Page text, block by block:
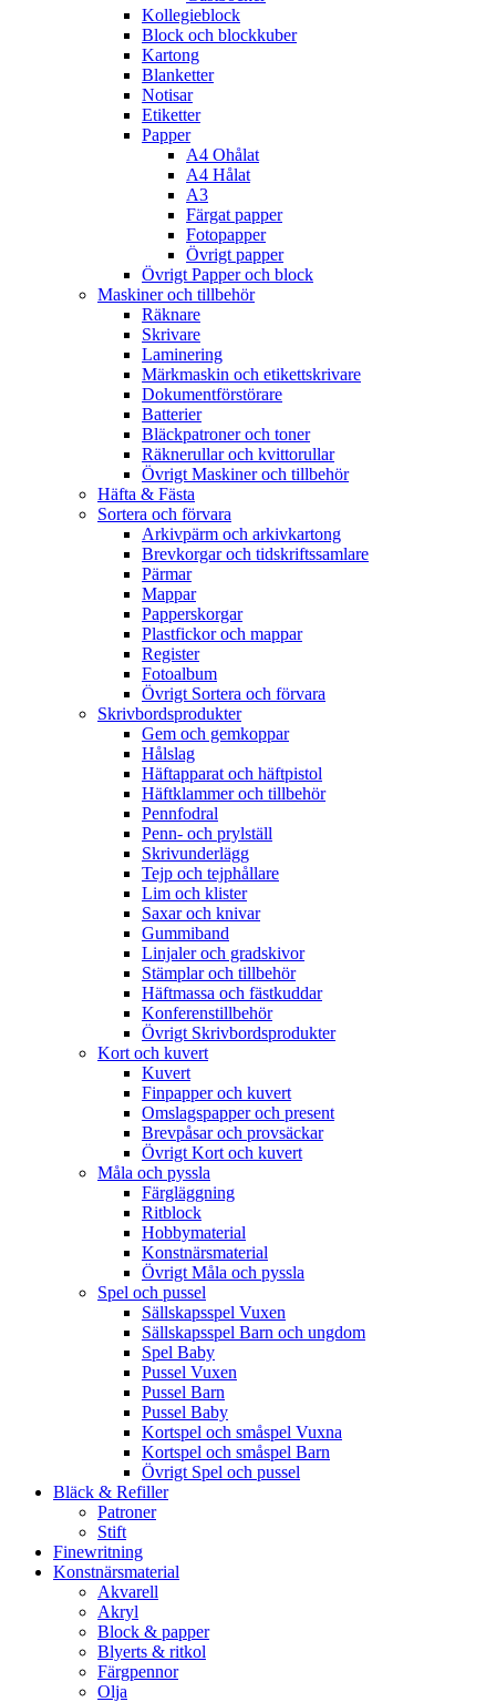
Kollegieblock
Block och blockkuber
Kartong
Blanketter
Notisar
Etiketter
Papper
A4 Ohålat
A4 Hålat
A3
Färgat papper
Fotopapper
Övrigt papper
Övrigt Papper och block
Maskiner och tillbehör
Räknare
Skrivare
Laminering
Märkmaskin och etikettskrivare
Dokumentförstörare
Batterier
Bläckpatroner och toner
Räknerullar och kvittorullar
Övrigt Maskiner och tillbehör
Häfta & Fästa
Sortera och förvara
Arkivpärm och arkivkartong
Brevkorgar och tidskriftssamlare
Pärmar
Mappar
Papperskorgar
Plastfickor och mappar
Register
Fotoalbum
Övrigt Sortera och förvara
Skrivbordsprodukter
Gem och gemkoppar
Hålslag
Häftapparat och häftpistol
Häftklammer och tillbehör
Pennfodral
Penn- och prylställ
Skrivunderlägg
Tejp och tejphållare
Lim och klister
Saxar och knivar
Gummiband
Linjaler och gradskivor
Stämplar och tillbehör
Häftmassa och fästkuddar
Konferenstillbehör
Övrigt Skrivbordsprodukter
Kort och kuvert
Kuvert
Finpapper och kuvert
Omslagspapper och present
Brevpåsar och provsäckar
Övrigt Kort och kuvert
Måla och pyssla
Färgläggning
Ritblock
Hobbymaterial
Konstnärsmaterial
Övrigt Måla och pyssla
Spel och pussel
Sällskapsspel Vuxen
Sällskapsspel Barn och ungdom
Spel Baby
Pussel Vuxen
Pussel Barn
Pussel Baby
Kortspel och småspel Vuxna
Kortspel och småspel Barn
Övrigt Spel och pussel
Bläck & Refiller
Patroner
Stift
Finewritning
Konstnärsmaterial
Akvarell
Akryl
Block & papper
Blyerts & ritkol
Färgpennor
Olja